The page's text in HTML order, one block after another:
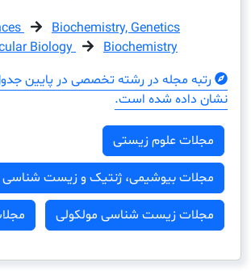
Life Sciences
Biochemistry, Genetics
and Molecular Biology
Biochemistry
مجله در رشته تخصصی در پایین جدول بخش
شده است.
علوم زیستی
بیوشیمی، ژنتیک و زیست شناسی مولکولی
زیست شناسی مولکولی مجلات بیوشیمی